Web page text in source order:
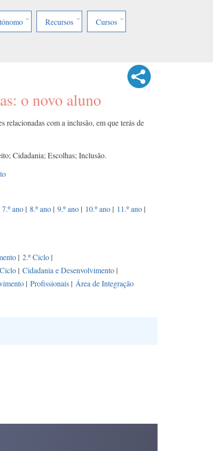
Recursos Cursos
o novo aluno
relacionadas com a inclusão, em que terás de
Cidadania; Escolhas; Inclusão.
7.º ano | 8.º ano | 9.º ano | 10.º ano | 11.º ano |
| 2.º Ciclo |
| Cidadania e Desenvolvimento |
| Profissionais | Área de Integração